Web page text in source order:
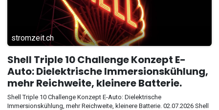
stromzeit.ch
Shell Triple 10 Challenge Konzept E-
Auto: Dielektrische Immersionskühlung,
mehr Reichweite, kleinere Batterie.
Shell Triple 10 Challenge Konzept E-Auto: Dielektrische
Immersionskühlung, mehr Reichweite, kleinere Batterie. 02.07.2026 Shell